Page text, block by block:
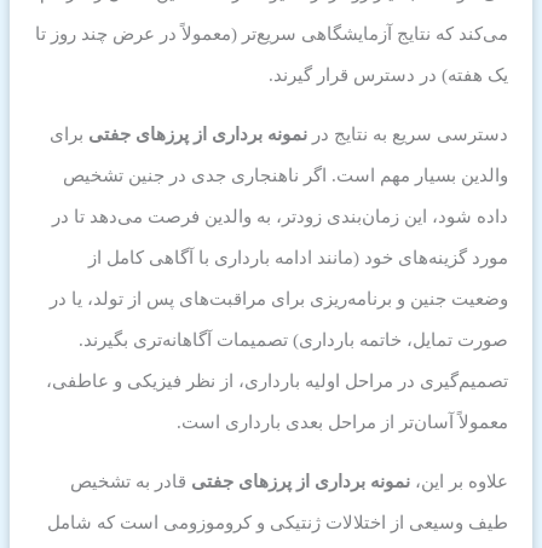
می‌کند که نتایج آزمایشگاهی سریع‌تر (معمولاً در عرض چند روز تا
یک هفته) در دسترس قرار گیرند.
دسترسی سریع به نتایج درنمونه برداری از پرزهای جفتی برای
والدین بسیار مهم است. اگر ناهنجاری جدی در جنین تشخیص
داده شود، این زمان‌بندی زودتر، به والدین فرصت می‌دهد تا در
مورد گزینه‌های خود (مانند ادامه بارداری با آگاهی کامل از
وضعیت جنین و برنامه‌ریزی برای مراقبت‌های پس از تولد، یا در
صورت تمایل، خاتمه بارداری) تصمیمات آگاهانه‌تری بگیرند.
تصمیم‌گیری در مراحل اولیه بارداری، از نظر فیزیکی و عاطفی،
معمولاً آسان‌تر از مراحل بعدی بارداری است.
علاوه بر این،نمونه برداری از پرزهای جفتی قادر به تشخیص
طیف وسیعی از اختلالات ژنتیکی و کروموزومی است که شامل